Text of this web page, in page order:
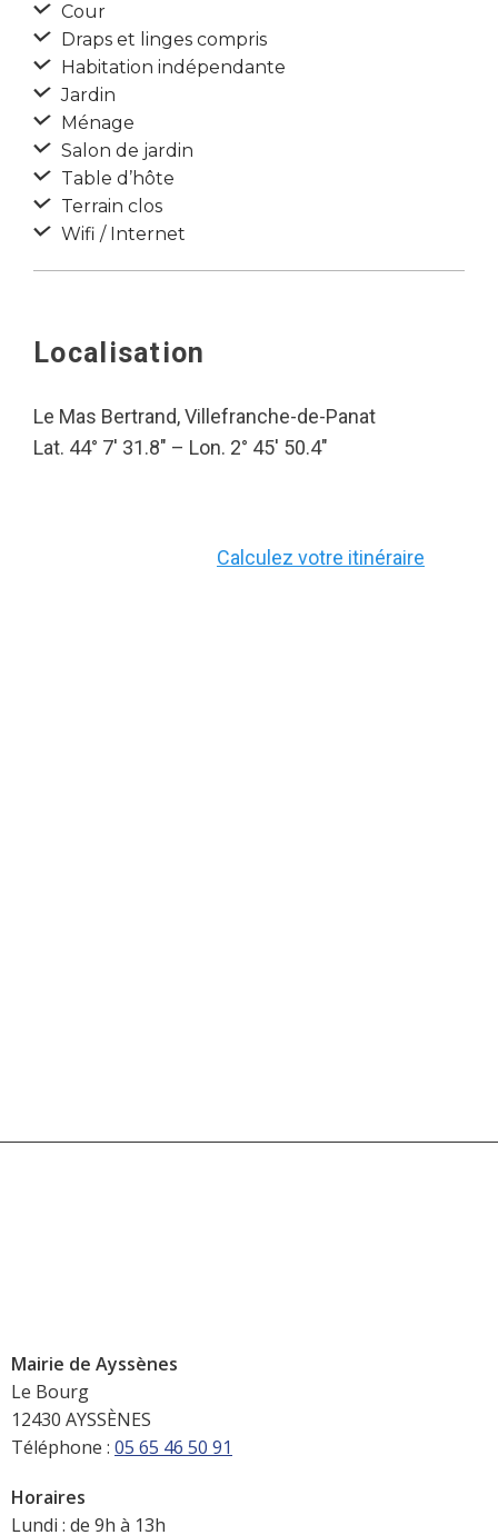
Cour
Draps et linges compris
Habitation indépendante
Jardin
Ménage
Salon de jardin
Table d’hôte
Terrain clos
Wifi / Internet
Localisation
Le Mas Bertrand, Villefranche-de-Panat
Lat. 44° 7′ 31.8″ – Lon. 2° 45′ 50.4″
Calculez votre itinéraire
Mairie de Ayssènes
Le Bourg
12430 AYSSÈNES
Téléphone : 05 65 46 50 91
Horaires
Lundi : de 9h à 13h